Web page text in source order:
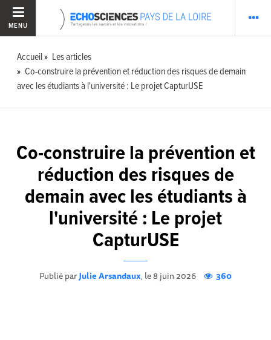
MENU
Accueil
Les articles
Co-construire la prévention et réduction des risques de demain
avec les étudiants à l'université : Le projet CapturUSE
Co-construire la prévention et
réduction des risques de
demain avec les étudiants à
l'université : Le projet
CapturUSE
Publié parJulie Arsandaux, le 8 juin 2026 360